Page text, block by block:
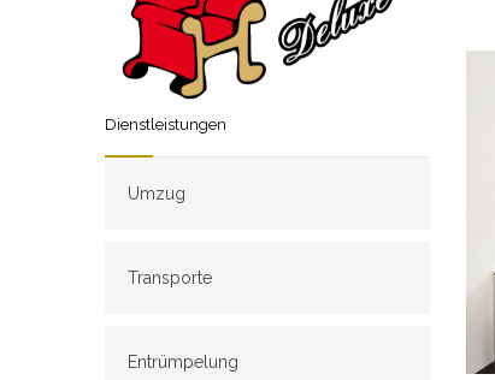
Dienstleistungen
Umzug
Transporte
Entrümpelung